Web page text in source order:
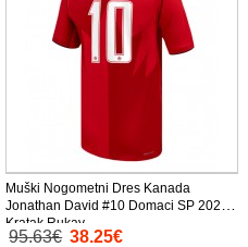
Muški Nogometni Dres Kanada
Jonathan David #10 Domaci SP 2026
Kratak Rukav
95.63€ 38.25€